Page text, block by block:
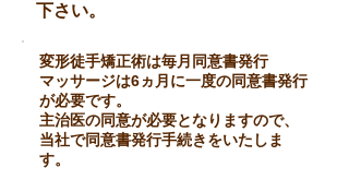
下さい。
変形徒手矯正術は毎月同意書発行
マッサージは6ヵ月に一度の同意書発行
が必要です。
主治医の同意が必要となりますので、
当社で同意書発行手続きをいたしま
す。